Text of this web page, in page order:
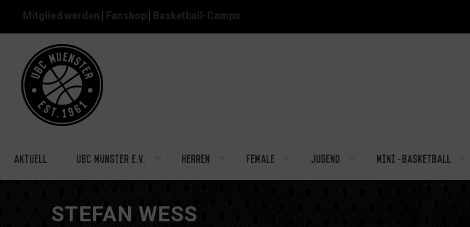
Mitglied werden Fanshop Basketball-Camps
Aktuell UBC Münster e.V. Herren Female Jugend Mini-Basketball
STEFAN WESS